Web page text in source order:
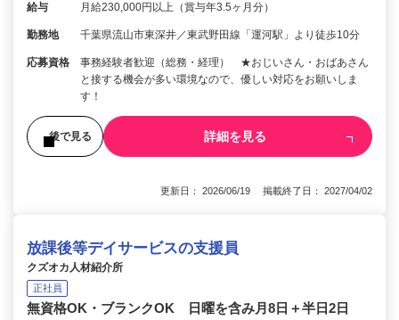
給与 月給230,000円以上（賞与年3.5ヶ月分）
勤務地 千葉県流山市東深井／東武野田線「運河駅」より徒歩10分
応募資格
事務経験者歓迎（総務・経理） ★おじいさん・おばあさん
と接する機会が多い環境なので、優しい対応をお願いしま
す！
後で見る 詳細を見る
更新日： 2026/06/19 掲載終了日： 2027/04/02
放課後等デイサービスの支援員
クズオカ人材紹介所
正社員
無資格OK・ブランクOK 日曜を含み月8日＋半日2日